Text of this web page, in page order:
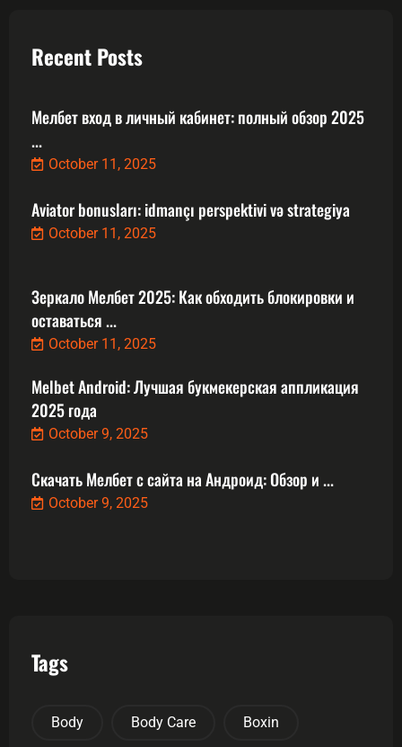
Recent Posts
Мелбет вход в личный кабинет: полный обзор 2025
...
October 11, 2025
Aviator bonusları: idmançı perspektivi və strategiya
October 11, 2025
Зеркало Мелбет 2025: Как обходить блокировки и
оставаться ...
October 11, 2025
Melbet Android: Лучшая букмекерская аппликация
2025 года
October 9, 2025
Скачать Мелбет с сайта на Андроид: Обзор и ...
October 9, 2025
Tags
Body Body Care Boxin